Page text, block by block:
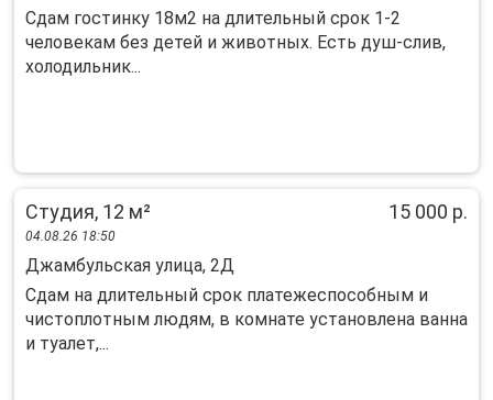
Сдам гостинку 18м2 на длительный срок 1-2
человекам без детей и животных. Есть душ-слив,
холодильник...
Студия, 12 м² 15 000 р.
04.08.26 18:50
Джамбульская улица, 2Д
Сдам на длительный срок платежеспособным и
чистоплотным людям, в комнате установлена ванна
и туалет,...